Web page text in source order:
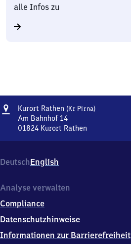
alle Infos zu
AdresseKurort Rathen (Kr Pirna)Kurort
Am Bahnhof 14
01824 Kurort Rathen
(Kreis
Pirna),
Bahnhof
0
1
2
DeutschEnglish
Analyse verwalten
Compliance
Datenschutzhinweise
Informationen zur Barrierefreiheit